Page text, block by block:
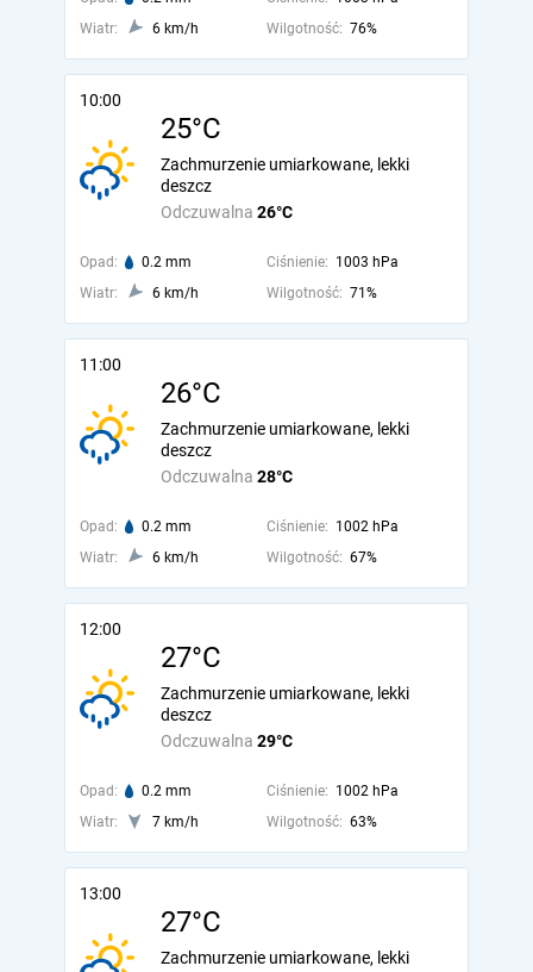
Wiatr:
6 km/h Wilgotność: 76%
10:00
25°C
Odczuwalna 26°C
Zachmurzenie umiarkowane, lekki
deszcz
Opad: 0.2 mm Ciśnienie: 1003 hPa
Wiatr:
6 km/h Wilgotność: 71%
11:00
26°C
Odczuwalna 28°C
Zachmurzenie umiarkowane, lekki
deszcz
Opad: 0.2 mm Ciśnienie: 1002 hPa
Wiatr:
6 km/h Wilgotność: 67%
12:00
27°C
Odczuwalna 29°C
Zachmurzenie umiarkowane, lekki
deszcz
Opad: 0.2 mm Ciśnienie: 1002 hPa
Wiatr:
7 km/h Wilgotność: 63%
13:00
27°C
Zachmurzenie umiarkowane, lekki